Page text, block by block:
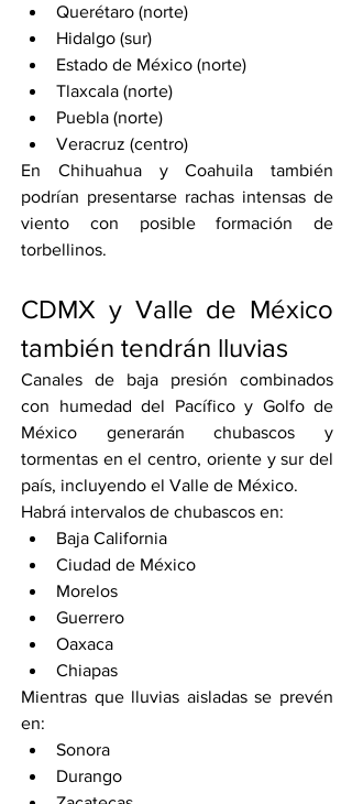
Querétaro (norte)
Hidalgo (sur)
Estado de México (norte)
Tlaxcala (norte)
Puebla (norte)
Veracruz (centro)
En Chihuahua y Coahuila también
podrían presentarse rachas intensas de
viento con posible formación de
torbellinos.
CDMX y Valle de México
también tendrán lluvias
Canales de baja presión combinados
con humedad del Pacífico y Golfo de
México generarán chubascos y
tormentas en el centro, oriente y sur del
país, incluyendo el Valle de México.
Habrá intervalos de chubascos en:
Baja California
Ciudad de México
Morelos
Guerrero
Oaxaca
Chiapas
Mientras que lluvias aisladas se prevén
en:
Sonora
Durango